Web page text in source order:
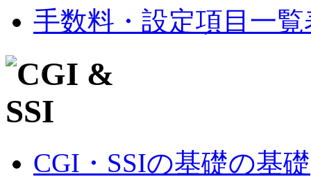
手数料・設定項目一覧
CGI・SSIの基礎の基礎